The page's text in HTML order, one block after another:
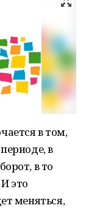
в том,
в
в то
это
меняться,